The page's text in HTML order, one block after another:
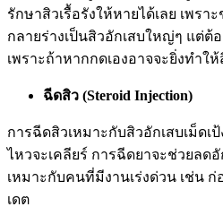
รักษาสิวเรื้อรังให้หายได้เลย เพรา
กลายร่างเป็นสิวอักเสบใหญ่ๆ แต่ต้
เพราะถ้าหากกดเองอาจจะยิ่งทำ
ฉีดสิว (Steroid Injection)
การฉีดสิวเหมาะกับสิวอักเสบเม็ดเ
ไหวจะเคลียร์ การฉีดยาจะช่วยลดอั
เหมาะกับคนที่มีงานเร่งด่วน เช่น
เดต